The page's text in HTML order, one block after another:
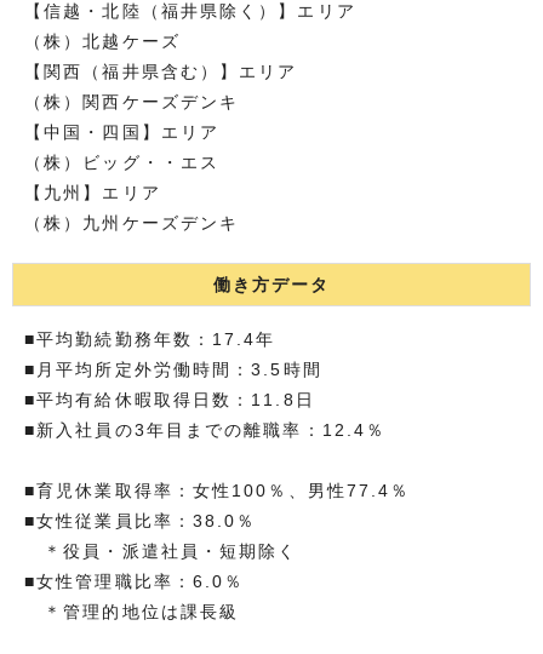
【信越・北陸（福井県除く）】エリア
（株）北越ケーズ
【関西（福井県含む）】エリア
（株）関西ケーズデンキ
【中国・四国】エリア
（株）ビッグ・・エス
【九州】エリア
（株）九州ケーズデンキ
働き方データ
■平均勤続勤務年数：17.4年
■月平均所定外労働時間：3.5時間
■平均有給休暇取得日数：11.8日
■新入社員の3年目までの離職率：12.4％
■育児休業取得率：女性100％、男性77.4％
■女性従業員比率：38.0％
＊役員・派遣社員・短期除く
■女性管理職比率：6.0％
＊管理的地位は課長級